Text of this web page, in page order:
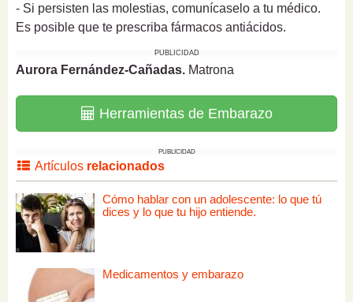
- Si persisten las molestias, comunícaselo a tu médico.
Es posible que te prescriba fármacos antiácidos.
PUBLICIDAD
Aurora Fernández-Cañadas. Matrona
Herramientas de Embarazo
PUBLICIDAD
Artículos relacionados
Cómo hablar con un adolescente: lo que tú
dices y lo que tu hijo entiende.
Medicamentos y embarazo